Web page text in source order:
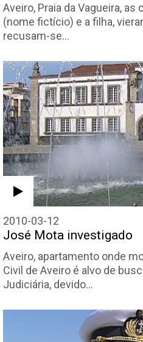
Aveiro, Praia da Vagueira,
(nome fictício) e a filha,
recusam-se…
2010-03-12
José Mota investigado
Aveiro, apartamento onde
Civil de Aveiro é alvo de
Judiciária, devido…